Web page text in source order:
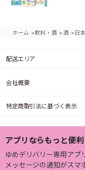
ホーム >飲料・酒 > 酒 > 日
配送エリア
会社概要
特定商取引法に基づく表示
アプリならもっと便
ゆめデリバリー専用アプ
メッセージの通知がスマ